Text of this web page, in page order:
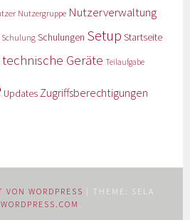
Nutzergruppe Nutzerverwaltung
Schulung Schulungen Setup Startseite
technische Geräte Teilaufgabe
Updates Zugriffsberechtigungen
WORDPRESS | THEME: SELA
WORDPRESS.COM